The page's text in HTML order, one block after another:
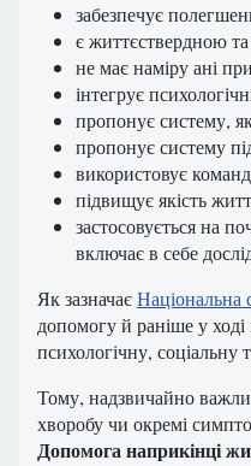
забезпечує
є життєствердною
не має наміру ані
інтегрує
пропонує систему,
пропонує систему
використовує
підвищує якість
застосовується на
включає в себе
Як зазначаєНаціональна
допомогу й раніше у
психологічну, соціальну
Тому, надзвичайно
хворобу чи окремі
Допомога наприкінці